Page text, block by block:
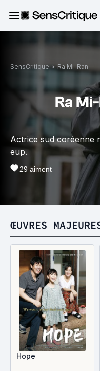
SensCritique > Ra Mi-Ran
Ra
Actrice sud coréenne
eup.
29 aiment
ŒUVRES
Hope